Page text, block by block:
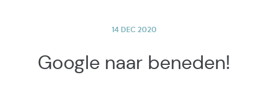
Google naar beneden!
14 DEC 2020